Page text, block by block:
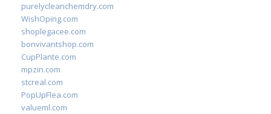
purelycleanchemdry.com
WishOping.com
shoplegacee.com
bonvivantshop.com
CupPlante.com
mpzin.com
stcreal.com
PopUpFlea.com
valueml.com